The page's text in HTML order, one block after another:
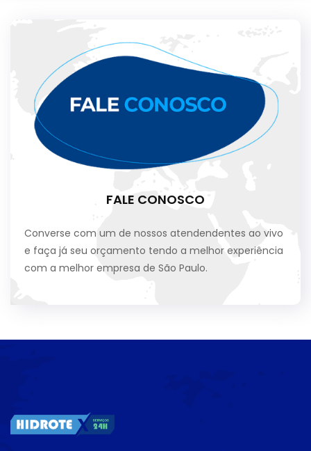
FALE CONOSCO
Converse com um de nossos atendendentes ao vivo
e faça já seu orçamento tendo a melhor experiência
com a melhor empresa de São Paulo.